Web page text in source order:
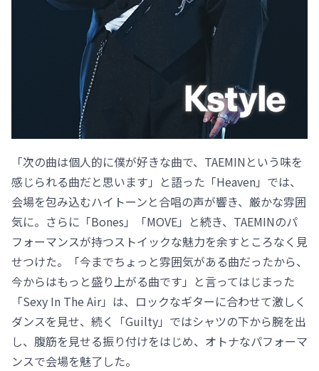
「次の曲は個人的に僕が好きな曲で、TAEMINという味を
感じられる曲だと思います」と語った「Heaven」では、
会場を包み込むハイトーンと合唱の声が響き、厳かな雰囲
気に。さらに「Bones」「MOVE」と続き、TAEMINのパ
フォーマンスが持つストイックな魅力を余すところなく見
せつけた。「今までちょっと雰囲気がある曲だったから、
今からはもっと盛り上がる曲です」と言ってはじまった
「Sexy In The Air」は、ロックなギターに合わせて激しく
ダンスを見せ、続く「Guilty」ではシャツの下から腕を出
し、腹筋を見せる振り付けをはじめ、オトナなパフォーマ
ンスで会場を魅了した。